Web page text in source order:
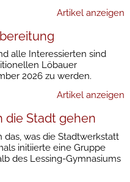
Artikel anzeigen
alle Interessierten sind
Löbauer
2026 zu werden.
Artikel anzeigen
die Stadt gehen
das, was die Stadtwerkstatt
initiierte eine Gruppe
des Lessing-Gymnasiums